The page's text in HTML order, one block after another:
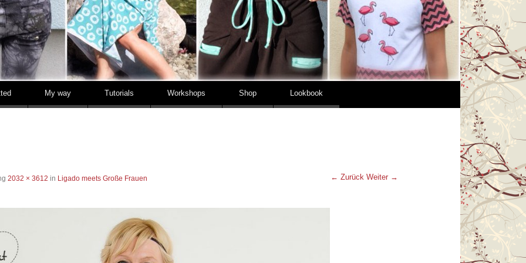
My way Tutorials Workshops Shop Lookbook
2032 × 3612 in Ligado meets Große Frauen ← Zurück Weiter →